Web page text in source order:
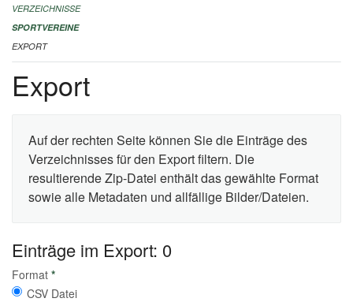
FINANZIELLE UNTERSTÜTZUNG BENÖTIGT?
KONTAKT
VERZEICHNISSE
SPORTVEREINE
EXPORT
Export
Auf der rechten Seite können Sie die Einträge des
Verzeichnisses für den Export filtern. Die
resultierende Zip-Datei enthält das gewählte Format
sowie alle Metadaten und allfällige Bilder/Dateien.
Einträge im Export: 0
Format *
CSV Datei